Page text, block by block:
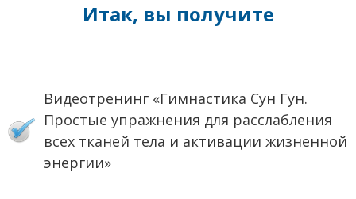
Итак, вы получите
Видеотренинг «Гимнастика Сун Гун.
Простые упражнения для расслабления
всех тканей тела и активации жизненной
энергии»